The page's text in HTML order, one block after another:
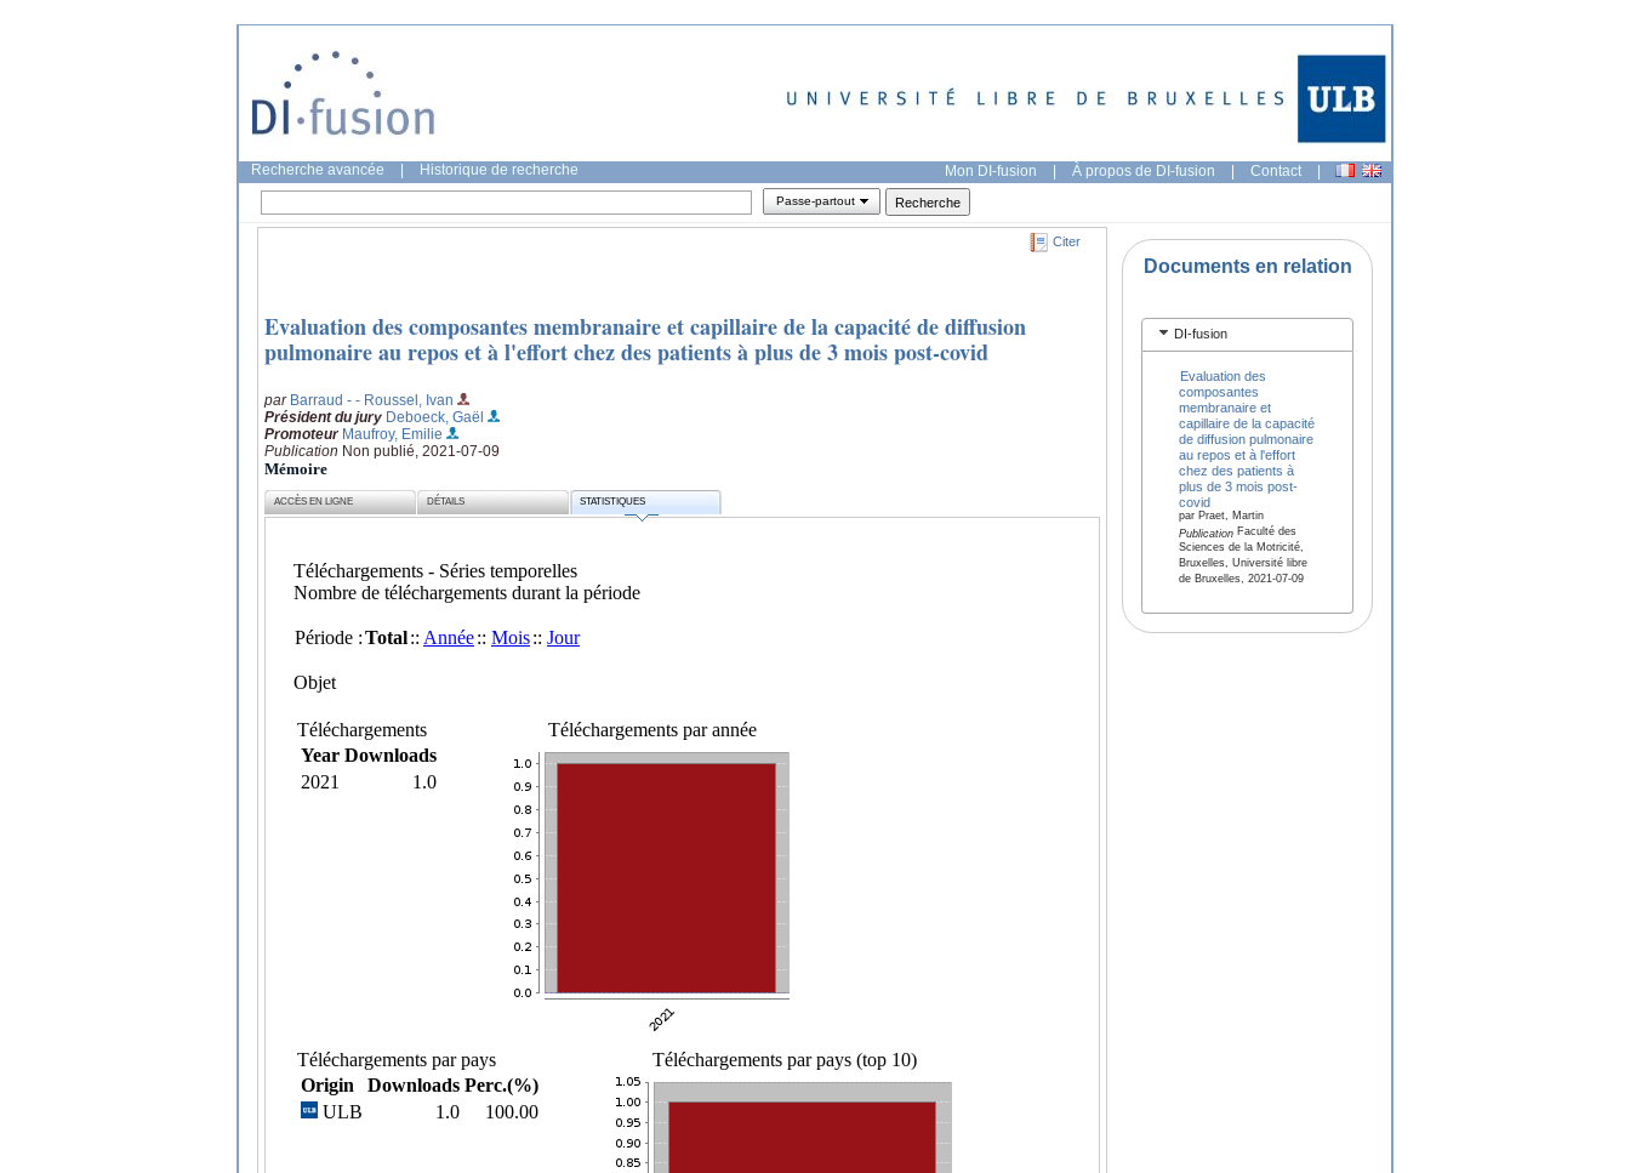
Recherche avancée Historique de recherche Mon DI-fusion | À propos de DI-fusion | Contact |
Passe-partout
Citer
Evaluation des composantes membranaire et capillaire de la capacité de diffusion
pulmonaire au repos et à l'effort chez des patients à plus de 3 mois post-covid
par Barraud - - Roussel, Ivan
Président du jury Deboeck, Gaël
Promoteur Maufroy, Emilie
Publication Non publié, 2021-07-09
Mémoire
ACCÈS EN LIGNE DÉTAILS STATISTIQUES
Documents en relation
DI-fusion
Evaluation des
composantes
membranaire et
capillaire de la capacité
de diffusion pulmonaire
au repos et à l'effort
chez des patients à
plus de 3 mois post-
covid
par Praet, Martin
PublicationFaculté des
Sciences de la Motricité,
Bruxelles, Université libre
de Bruxelles, 2021-07-09